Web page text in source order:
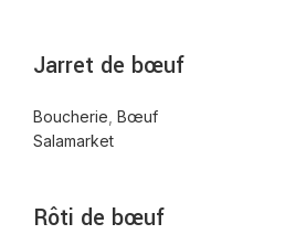
Jarret de bœuf
Boucherie Bœuf
Salamarket
Rôti de bœuf